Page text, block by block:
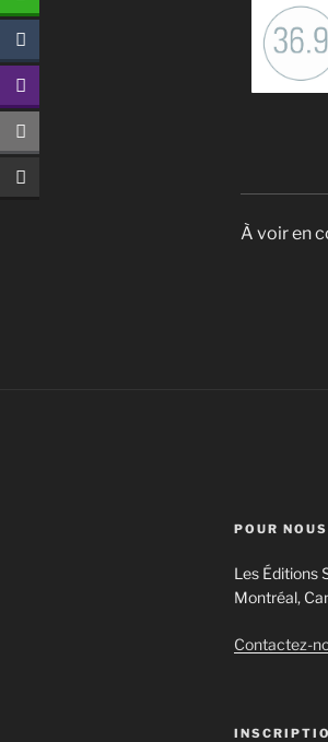
À voir en
POUR
Les Éditions
Montréal,
Contactez-